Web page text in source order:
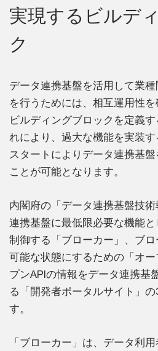
実現するビルデ
ク
データ連携基盤を活用して業
を行うためには、相互運用性
ビルディングブロックを定義
れにより、過大な機能を実装
スタートによりデータ連携基
ことが可能となります。
内閣府の「データ連携基盤技
連携基盤に最低限必要な機能
制御する「ブローカー」、ブ
可能な状態にするための「オ
プンAPIの情報をデータ連携基
る「開発者ポータルサイト」
す。
「ブローカー」は、データ利